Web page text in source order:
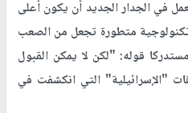
في الجدار الجديد أن يكون أعلى
متطورة تجعل من الصعب
قوله: "لكن لا يمكن القبول
"الإسرائيلية" التي انكشفت في